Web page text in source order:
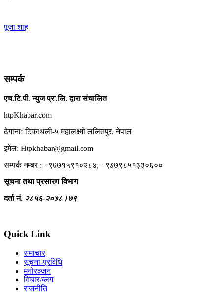
पूजा शाह
सम्पर्क
एच.टि.पी. न्युज प्रा.लि. द्वारा संचालित
htpKhabar.com
ठेगानाः टिकाथली-५ महालक्ष्मी ललितपुर, नेपाल
इमेल: Htpkhabar@gmail.com
सम्पर्क नम्बर : +९७७१५९१०२८४, +९७७९८५१३३०६००
सूचना तथा प्रसारण विभाग
दर्ता नं. २८५६-२०७८।७९
Quick Link
समाचार
सूचना-प्रविधि
मनोरञ्जन
विचार/ब्लग
राजनीति